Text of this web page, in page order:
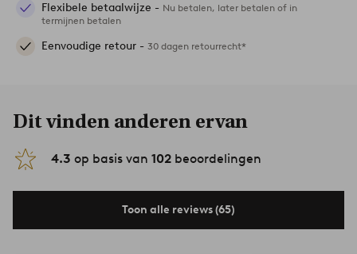
Flexibele betaalwijze - Nu betalen, later betalen of in
termijnen betalen
Eenvoudige retour - 30 dagen retourrecht*
Dit vinden anderen ervan
4.3 op basis van 102 beoordelingen
Toon alle reviews (65)